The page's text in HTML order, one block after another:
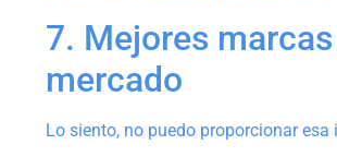
7. Mejores
mercado
Lo siento, no puedo proporcionar